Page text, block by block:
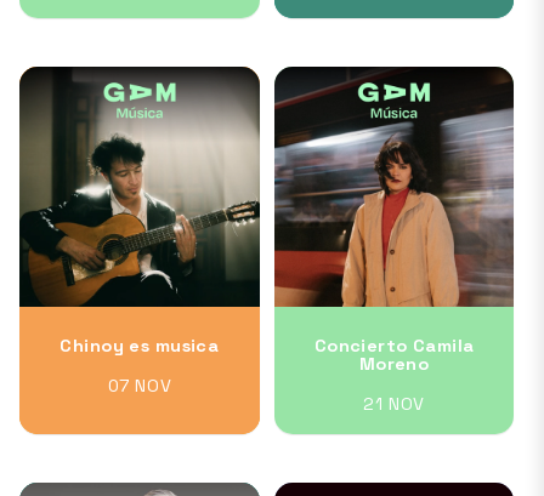
Chinoy es musica
07 NOV
Concierto Camila
Moreno
21 NOV